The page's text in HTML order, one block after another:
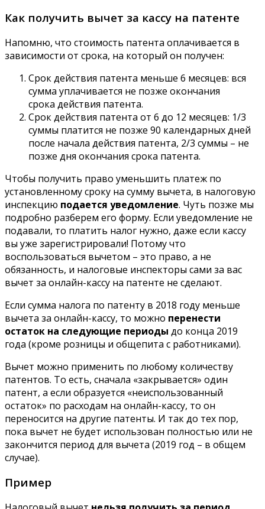
Как получить вычет за кассу на патенте
Напомню, что стоимость патента оплачивается в
зависимости от срока, на который он получен:
Срок действия патента меньше 6 месяцев: вся
сумма уплачивается не позже окончания
срока действия патента.
Срок действия патента от 6 до 12 месяцев: 1/3
суммы платится не позже 90 календарных дней
после начала действия патента, 2/3 суммы – не
позже дня окончания срока патента.
Чтобы получить право уменьшить платеж по
установленному сроку на сумму вычета, в налоговую
инспекцию подается уведомление. Чуть позже мы
подробно разберем его форму. Если уведомление не
подавали, то платить налог нужно, даже если кассу
вы уже зарегистрировали! Потому что
воспользоваться вычетом – это право, а не
обязанность, и налоговые инспекторы сами за вас
вычет за онлайн-кассу на патенте не сделают.
Если сумма налога по патенту в 2018 году меньше
вычета за онлайн-кассу, то можно перенести
остаток на следующие периоды до конца 2019
года (кроме розницы и общепита с работниками).
Вычет можно применить по любому количеству
патентов. То есть, сначала «закрывается» один
патент, а если образуется «неиспользованный
остаток» по расходам на онлайн-кассу, то он
переносится на другие патенты. И так до тех пор,
пока вычет не будет использован полностью или не
закончится период для вычета (2019 год – в общем
случае).
Пример